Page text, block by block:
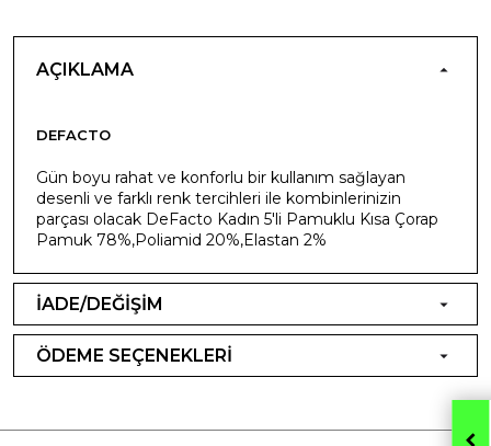
AÇIKLAMA
DEFACTO
Gün boyu rahat ve konforlu bir kullanım sağlayan
desenli ve farklı renk tercihleri ile kombinlerinizin
parçası olacak DeFacto Kadın 5'li Pamuklu Kısa Çorap
Pamuk 78%,Poliamid 20%,Elastan 2%
İADE/DEĞİŞİM
ÖDEME SEÇENEKLERİ